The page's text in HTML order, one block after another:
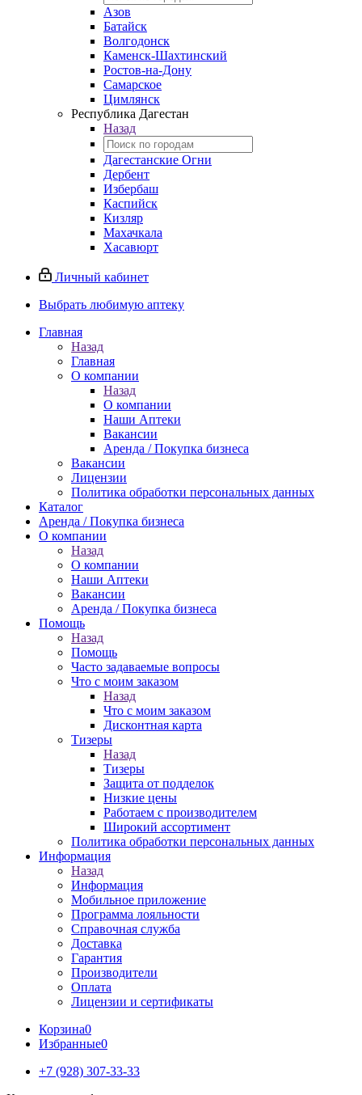
Азов
Батайск
Волгодонск
Каменск-Шахтинский
Ростов-на-Дону
Самарское
Цимлянск
Республика Дагестан
Назад
Дагестанские Огни
Дербент
Избербаш
Каспийск
Кизляр
Махачкала
Хасавюрт
Личный кабинет
Выбрать любимую аптеку
Главная
Назад
Главная
О компании
Назад
О компании
Наши Аптеки
Вакансии
Аренда / Покупка бизнеса
Вакансии
Лицензии
Политика обработки персональных данных
Каталог
Аренда / Покупка бизнеса
О компании
Назад
О компании
Наши Аптеки
Вакансии
Аренда / Покупка бизнеса
Помощь
Назад
Помощь
Часто задаваемые вопросы
Что с моим заказом
Назад
Что с моим заказом
Дисконтная карта
Тизеры
Назад
Тизеры
Защита от подделок
Низкие цены
Работаем с производителем
Широкий ассортимент
Политика обработки персональных данных
Информация
Назад
Информация
Мобильное приложение
Программа лояльности
Справочная служба
Доставка
Гарантия
Производители
Оплата
Лицензии и сертификаты
Корзина0
Избранные0
+7 (928) 307-33-33